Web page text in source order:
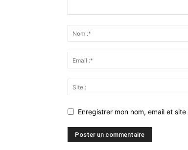
Enregistrer mon nom, email et